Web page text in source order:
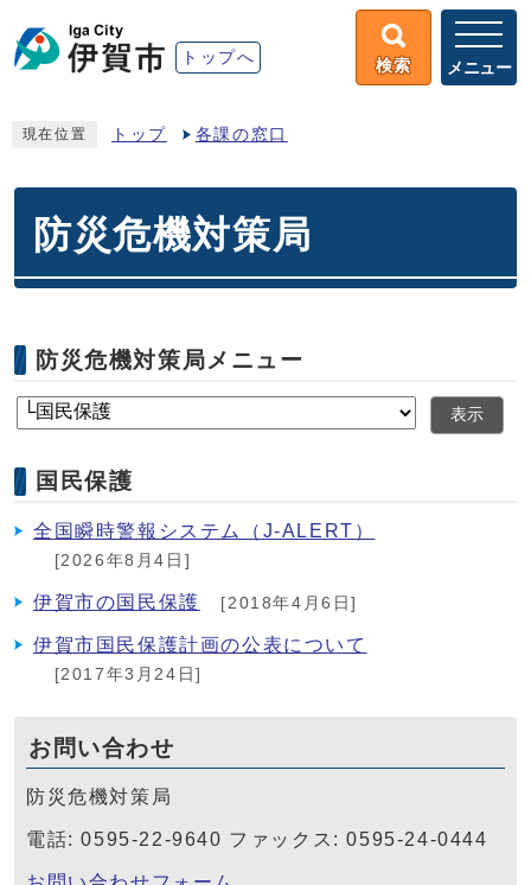
トップへ 検索 メニュー
現在位置 トップ 各課の窓口
防災危機対策局
防災危機対策局メニュー
表示
国民保護
全国瞬時警報システム（J-ALERT）
[2026年8月4日]
伊賀市の国民保護 [2018年4月6日]
伊賀市国民保護計画の公表について
[2017年3月24日]
お問い合わせ
防災危機対策局
電話: 0595-22-9640 ファックス: 0595-24-0444